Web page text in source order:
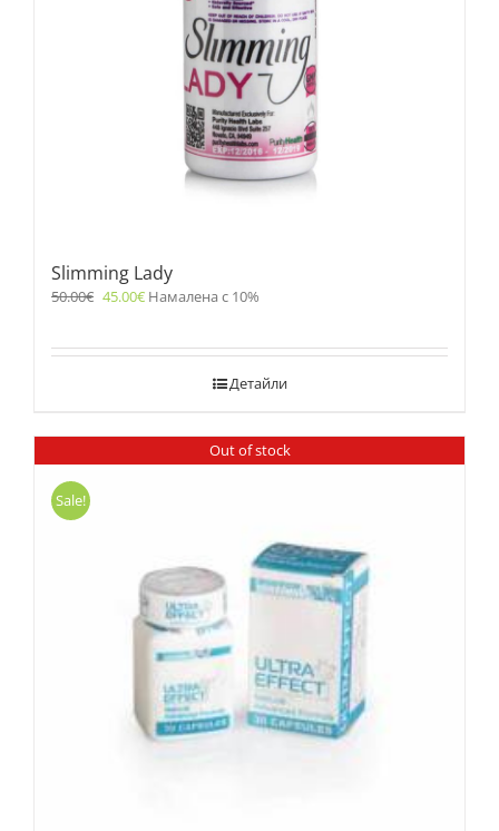
Slimming Lady
50.00€ 45.00€ Намалена с 10%
Детайли
Out of stock
Sale!